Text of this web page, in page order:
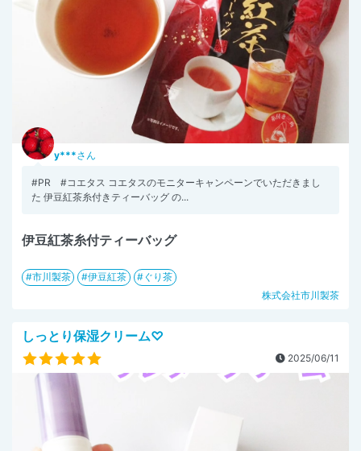
y***さん
#PR #コエタス コエタスのモニターキャンペーンでいただきまし
た 伊豆紅茶糸付きティーバッグ の...
伊豆紅茶糸付ティーバッグ
市川製茶 伊豆紅茶
ぐり茶
株式会社市川製茶
しっとり保湿クリーム♡
2025/06/11